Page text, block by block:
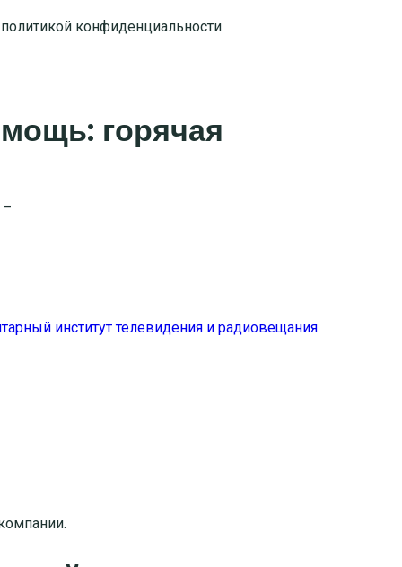
политикой конфиденциальности
горячая
–
институт телевидения и радиовещания